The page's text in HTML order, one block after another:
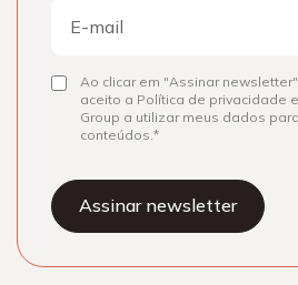
mail
ConsentirAo clicar em "Assinar
aceito a Política de privacidade
Group a utilizar meus dados
conteúdos.